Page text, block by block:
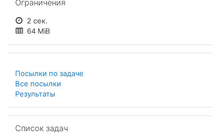
Ограничения
2 сек.
64 MiB
Посылки по задаче
Все посылки
Результаты
Список задач